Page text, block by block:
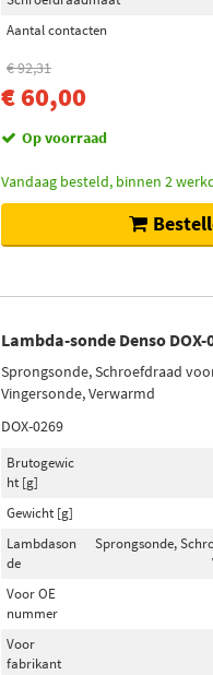
Aantal contacten
€ 92,31
€ 60,00
Op voorraad
Vandaag besteld, binnen 2
Lambda-sonde Denso DOX-
Sprongsonde, Schroefdraad
Vingersonde, Verwarmd
DOX-0269
Brutogewic
ht [g]
Gewicht [g]
Lambdason
de
Sprongsonde,
Voor OE
nummer
Voor
fabrikant